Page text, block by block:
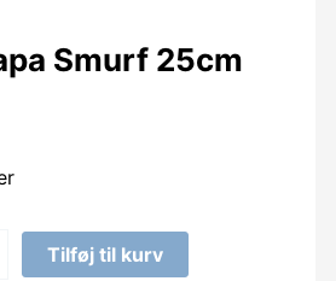
Smurf 25cm
Tilføj til kurv